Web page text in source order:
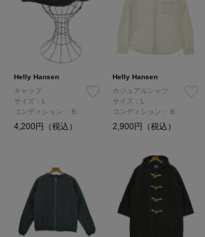
Helly Hansen
キャップ
サイズ：L
コンディション： B
4,200円（税込）
Helly Hansen
カジュアルシャツ
サイズ：L
コンディション：
B
2,900円（税込）